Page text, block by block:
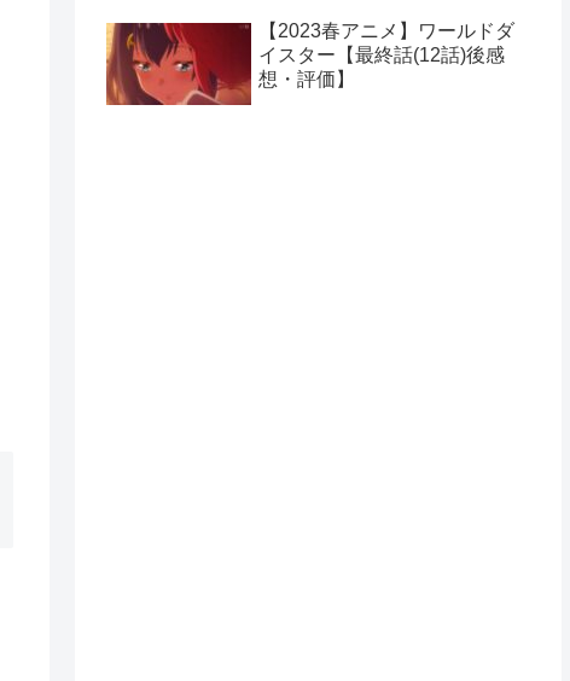
【2023春アニメ】ワールドダ
イスター【最終話(12話)後感
想・評価】